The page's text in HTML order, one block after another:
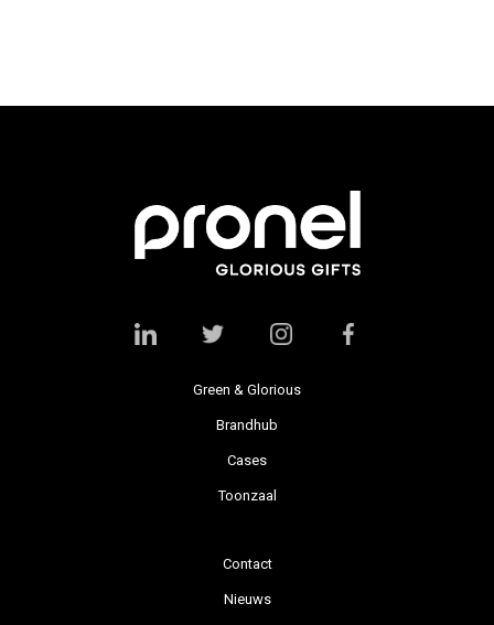
Green & Glorious
Brandhub
Cases
Toonzaal
Contact
Nieuws